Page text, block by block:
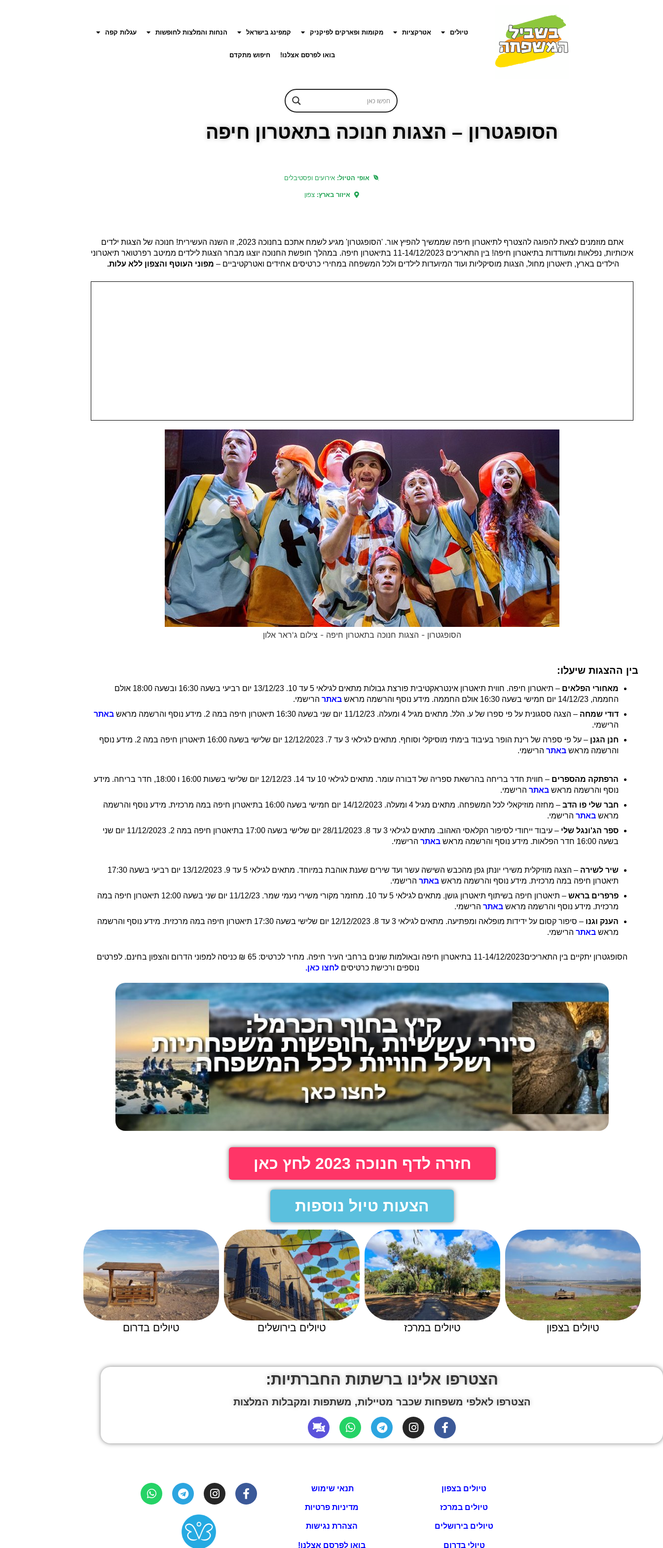
טיולים אטרקציות מקומות ופארקים לפיקניק קמפינג בישראל הנחות והמלצות לחופשות עגלות קפה
בואו לפרסם אצלנו! חיפוש מתקדם
הסופגטרון – הצגות חנוכה בתאטרון חיפה
אופי הטיול: אירועים ופסטיבלים
איזור בארץ:צפון
אתם מוזמנים לצאת להפוגה להצטרף לתיאטרון חיפה שממשיך להפיץ אור. 'הסופגטרון' מגיע לשמח אתכם בחנוכה 2023, זו השנה העשירית! חנוכה של הצגות ילדים
איכותיות, נפלאות ומעודדות בתיאטרון חיפה! בין התאריכים 11-14/12/2023 בתיאטרון חיפה.
במהלך חופשת החנוכה יוצגו מבחר הצגות לילדים ממיטב רפרטואר תיאטרוני
הילדים בארץ, תיאטרון מחול, הצגות מוסיקליות ועוד המיועדות לילדים ולכל המשפחה במחירי כרטיסים אחידים ואטרקטיביים – מפוני העוטף והצפון ללא עלות.
הסופגטרון - הצגות חנוכה בתאטרון חיפה - צילום ג'ראר אלון
בין ההצגות שיעלו:
מאחורי הפלאים
– תיאטרון חיפה. חווית תיאטרון אינטראקטיבית פורצת גבולות מתאים לגילאי 5 עד 10. 13/12/23 יום רביעי בשעה 16:30 ובשעה 18:00 אולם
החממה, 14/12/23 יום חמישי בשעה 16:30 אולם החממה. מידע נוסף והרשמה מראש
באתר הרישמי.
דודי שמחה – הצגה ססגונית על פי ספרו של ע. הלל. מתאים מגיל 4 ומעלה. 11/12/23 יום שני בשעה 16:30 תיאטרון חיפה במה 2. מידע נוסף והרשמה מראש
באתר
הרישמי.
חנן הגנן
– על פי ספרה של רינת הופר בעיבוד בימתי מוסיקלי וסוחף. מתאים לגילאי 3 עד 7. 12/12/2023 יום שלישי בשעה 16:00 תיאטרון חיפה במה 2. מידע נוסף
והרשמה מראש באתר הרישמי.
הרפתקה מהספרים
– חווית חדר בריחה בהרשאת ספריה של דבורה עומר. מתאים לגילאי 10 עד 14. 12/12/23 יום שלישי בשעות 16:00 ו 18:00, חדר בריחה. מידע
נוסף והרשמה מראש באתר הרישמי.
חבר שלי פו הדב
– מחזה מוזיקאלי לכל המשפחה. מתאים מגיל 4 ומעלה. 14/12/2023 יום חמישי בשעה 16:00 בתיאטרון חיפה במה מרכזית. מידע נוסף והרשמה
מראש באתר הרישמי.
ספר הג'ונגל שלי
– עיבוד ייחודי לסיפור הקלאסי האהוב. מתאים לגילאי 3 עד 8. 28/11/2023 יום שלישי בשעה 17:00 בתיאטרון חיפה במה 2. 11/12/2023 יום שני
בשעה 16:00 חדר הפלאות. מידע נוסף והרשמה מראש
באתר הרישמי.
שיר לשירה
– הצגה מוזיקלית משירי יונתן גפן מהכבש השישה עשר ועד שירים שענת אוהבת במיוחד. מתאים לגילאי 5 עד 9. 13/12/2023 יום רביעי בשעה 17:30
תיאטרון חיפה במה מרכזית. מידע נוסף והרשמה מראש באתר הרישמי.
פרפרים בראש
– תיאטרון חיפה בשיתוף תיאטרון גושן. מתאים לגילאי 5 עד 10. מחזמר מקורי משירי נעמי שמר. 11/12/23 יום שני בשעה 12:00 תיאטרון חיפה במה
מרכזית. מידע נוסף והרשמה מראש באתר הרישמי.
הענק וגנו
– סיפור קסום על ידידות מופלאה ומפתיעה. מתאים לגילאי 3 עד 8. 12/12/2023 יום שלישי בשעה 17:30 תיאטרון חיפה במה מרכזית. מידע נוסף והרשמה
מראש באתר הרישמי.
הסופגטרון יתקיים בין התאריכים11-14/12/2023
בתיאטרון חיפה ובאולמות שונים ברחבי העיר חיפה. מחיר לכרטיס: 65 ₪ כניסה למפוני הדרום והצפון בחינם. לפרטים
נוספים ורכישת כרטיסיםלחצו כאן.
חזרה לדף חנוכה 2023 לחץ כאן
הצעות טיול נוספות
טיולים בצפון טיולים במרכז טיולים בירושלים טיולים בדרום
הצטרפו אלינו ברשתות החברתיות:
הצטרפו לאלפי משפחות שכבר מטיילות, משתפות ומקבלות המלצות
טיולים בצפון
טיולים במרכז
טיולים בירושלים
טיולי בדרום
תנאי שימוש
מדיניות פרטיות
הצהרת נגישות
בואו לפרסם אצלנו!